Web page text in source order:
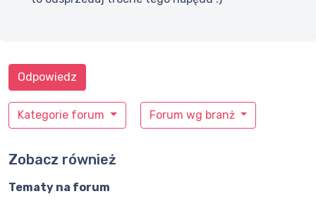
Kategorie forum Forum wg branż
Odpowiedz
Zobacz również
Tematy na forum